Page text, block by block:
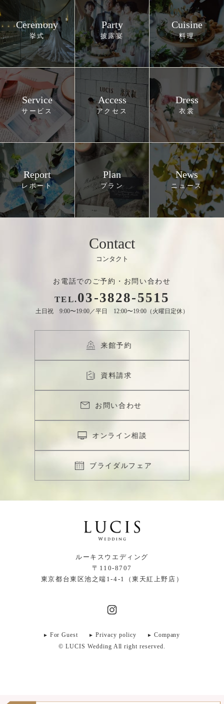
Ceremony Party Cuisine
Service Access Dress
Report Plan News
Contact
お電話でのご予約・お問い合わせ
TEL.03-3828-5515
土日祝 9:00〜19:00／平日 12:00〜19:00（火曜日定休）
来館予約
資料請求
お問い合わせ
オンライン相談
ブライダルフェア
ルーキスウエディング
〒110-8707
東京都台東区池之端1-4-1（東天紅上野店）
For Guest Privacy policy
Company
© LUCIS Wedding All right reserved.